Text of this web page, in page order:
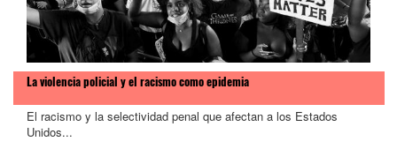
La violencia policial y el racismo como epidemia
El racismo y la selectividad penal que afectan a los Estados
Unidos...